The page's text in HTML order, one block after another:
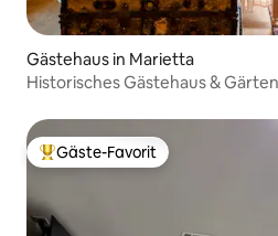
Gästehaus in Marietta
Historisches Gästehaus &
Beliebter Gäste-Favorit.
Gäste-Favorit